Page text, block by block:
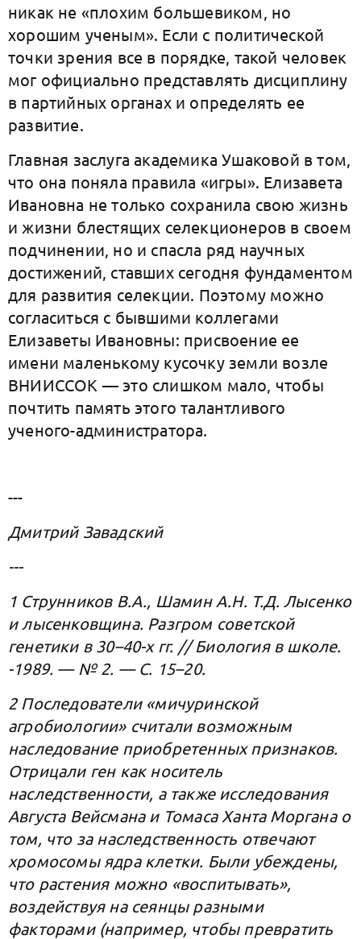
никак не «плохим большевиком, но
хорошим ученым». Если с политической
точки зрения все в порядке, такой человек
мог официально представлять дисциплину
в партийных органах и определять ее
развитие.
Главная заслуга академика Ушаковой в том,
что она поняла правила «игры». Елизавета
Ивановна не только сохранила свою жизнь
и жизни блестящих селекционеров в своем
подчинении, но и спасла ряд научных
достижений, ставших сегодня фундаментом
для развития селекции. Поэтому можно
согласиться с бывшими коллегами
Елизаветы Ивановны: присвоение ее
имени маленькому кусочку земли возле
ВНИИССОК — это слишком мало, чтобы
почтить память этого талантливого
ученого-администратора.
---
Дмитрий Завадский
---
1 Струнников В.А., Шамин А.Н. Т.Д. Лысенко
и лысенковщина. Разгром советской
генетики в 30–40-х гг. // Биология в школе.
-1989. — № 2. — С. 15–20.
2 Последователи «мичуринской
агробиологии» считали возможным
наследование приобретенных признаков.
Отрицали ген как носитель
наследственности, а также исследования
Августа Вейсмана и Томаса Ханта Моргана о
том, что за наследственность отвечают
хромосомы ядра клетки. Были убеждены,
что растения можно «воспитывать»,
воздействуя на сеянцы разными
факторами (например, чтобы превратить